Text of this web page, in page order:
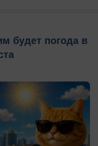
будет погода в